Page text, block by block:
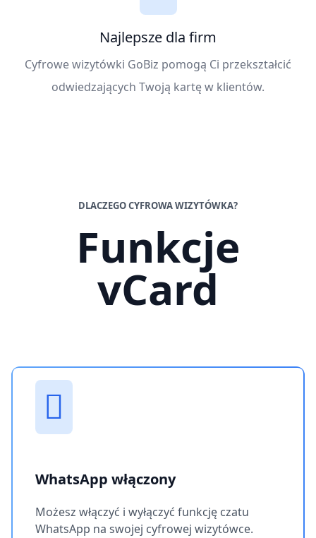
Najlepsze dla firm
Cyfrowe wizytówki GoBiz pomogą Ci przekształcić
odwiedzających Twoją kartę w klientów.
DLACZEGO CYFROWA WIZYTÓWKA?
Funkcje
vCard
WhatsApp włączony
Możesz włączyć i wyłączyć funkcję czatu
WhatsApp na swojej cyfrowej wizytówce.